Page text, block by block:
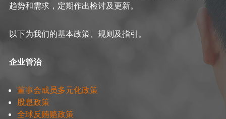
趋势和需求，定期作出检讨及更新。
以下为我们的基本政策、规则及指引。
企业管治
董事会成员多元化政策
股息政策
全球反贿赂政策